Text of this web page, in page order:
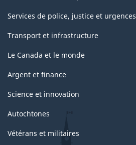
Services de police, justice et urgences
Transport et infrastructure
Le Canada et le monde
Argent et finance
Science et innovation
Autochtones
Vétérans et militaires